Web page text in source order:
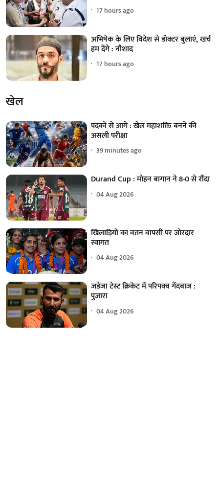
17 hours ago
अभिषेक के लिए विदेश से डॉक्टर बुलाएं, खर्च
हम देंगे : नौशाद
17 hours ago
खेल
पदकों से आगे : खेल महाशक्ति बनने की
असली परीक्षा
39 minutes ago
Durand Cup : मोहन बागान ने 8-0 से रौंदा
04 Aug 2026
खिलाड़ियों का वतन वापसी पर जोरदार
स्वागत
04 Aug 2026
जडेजा टेस्ट क्रिकेट में परिपक्व गेंदबाज :
पुजारा
04 Aug 2026